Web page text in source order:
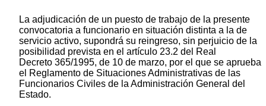
La adjudicación de un puesto de trabajo de la presente
convocatoria a funcionario en situación distinta a la de
servicio activo, supondrá su reingreso, sin perjuicio de la
posibilidad prevista en el artículo 23.2 del Real
Decreto 365/1995, de 10 de marzo, por el que se aprueba
el Reglamento de Situaciones Administrativas de las
Funcionarios Civiles de la Administración General del
Estado.